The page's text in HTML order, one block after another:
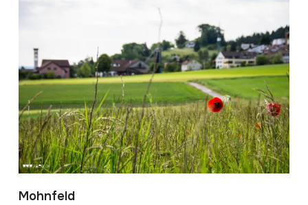
Mohnfeld